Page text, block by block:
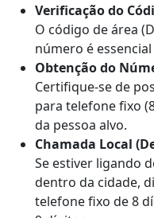
Verificação do
O código de área
número é
Obtenção do
Certifique-se de
para telefone fixo
da pessoa alvo.
Chamada Local
Se estiver ligando
dentro da cidade,
telefone fixo de 8